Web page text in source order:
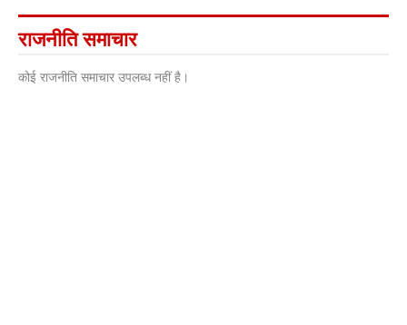
राजनीति समाचार
कोई राजनीति समाचार उपलब्ध नहीं है।